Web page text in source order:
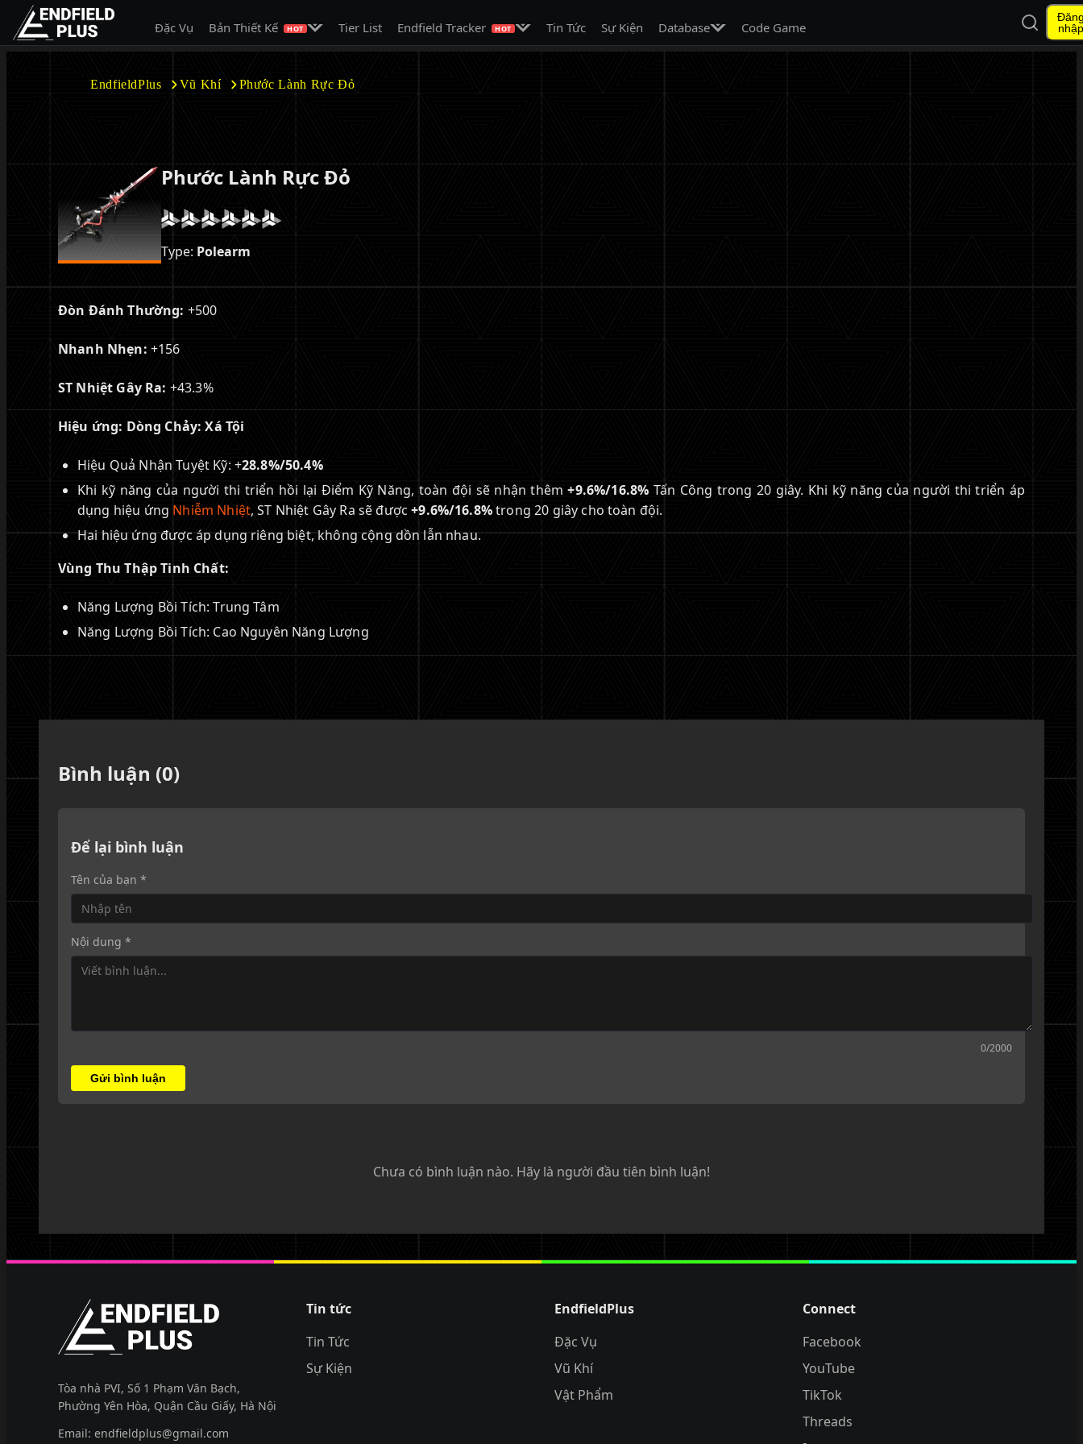
EndfieldPlus Đặc Vụ Bản Thiết Kế HOT Mở menu con
Tier List Endfield Tracker HOT Mở menu con
Tin Tức Sự Kiện DatabaseMở menu conCode Game
Mở tìm
nhập
EndfieldPlus Vũ Khí Phước Lành Rực Đỏ
Phước Lành Rực Đỏ
Type: Polearm
Đòn Đánh Thường: +500
Nhanh Nhẹn: +156
ST Nhiệt Gây Ra: +43.3%
Hiệu ứng: Dòng Chảy: Xá Tội
Hiệu Quả Nhận Tuyệt Kỹ: +28.8%/50.4%
Khi kỹ năng của người thi triển hồi lại Điểm Kỹ Năng, toàn đội sẽ nhận thêm+9.6%/16.8% Tấn Công trong 20 giây. Khi kỹ năng của người thi triển áp
dụng hiệu ứng Nhiễm Nhiệt, ST Nhiệt Gây Ra sẽ được+9.6%/16.8%trong 20 giây cho toàn đội.
Hai hiệu ứng được áp dụng riêng biệt, không cộng dồn lẫn nhau.
Vùng Thu Thập Tinh Chất:
Năng Lượng Bồi Tích: Trung Tâm
Năng Lượng Bồi Tích: Cao Nguyên Năng Lượng
Bình luận (0)
Để lại bình luận
Tên của bạn *
Nội dung *
0/2000
Gửi bình luận
Chưa có bình luận nào. Hãy là người đầu tiên bình luận!
EndfieldPlus
Tòa nhà PVI, Số 1 Phạm Văn Bạch,
Phường Yên Hòa, Quận Cầu Giấy, Hà Nội
Email: endfieldplus@gmail.com
Tin tức
Tin Tức
Sự Kiện
EndfieldPlus
Đặc Vụ
Vũ Khí
Vật Phẩm
Connect
Facebook
YouTube
TikTok
Threads